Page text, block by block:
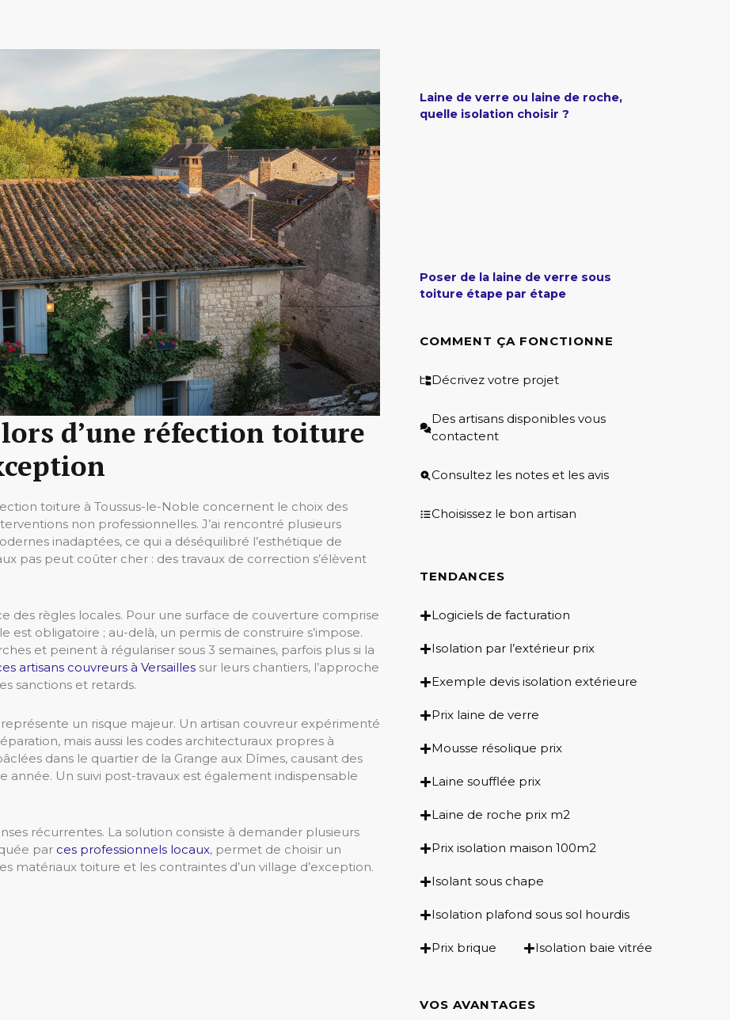
d’une réfection toiture
toiture à Toussus-le-Noble concernent le choix des
non professionnelles. J’ai rencontré plusieurs
inadaptées, ce qui a déséquilibré l’esthétique de
pas peut coûter cher : des travaux de correction s’élèvent
des règles locales. Pour une surface de couverture comprise
est obligatoire ; au-delà, un permis de construire s’impose.
et peinent à régulariser sous 3 semaines, parfois plus si la
artisans couvreurs à Versailles sur leurs chantiers, l’approche
sanctions et retards.
un risque majeur. Un artisan couvreur expérimenté
mais aussi les codes architecturaux propres à
dans le quartier de la Grange aux Dîmes, causant des
année. Un suivi post-travaux est également indispensable
récurrentes. La solution consiste à demander plusieurs
par ces professionnels locaux, permet de choisir un
matériaux toiture et les contraintes d’un village d’exception.
Laine de verre ou laine de roche,
quelle isolation choisir ?
Poser de la laine de verre sous
toiture étape par étape
COMMENT ÇA FONCTIONNE
Décrivez votre projet
Des artisans disponibles vous
contactent
Consultez les notes et les avis
Choisissez le bon artisan
TENDANCES
Logiciels de facturation
Isolation par l’extérieur prix
Exemple devis isolation extérieure
Prix laine de verre
Mousse résolique prix
Laine soufflée prix
Laine de roche prix m2
Prix isolation maison 100m2
Isolant sous chape
Isolation plafond sous sol hourdis
Prix brique Isolation baie vitrée
VOS AVANTAGES